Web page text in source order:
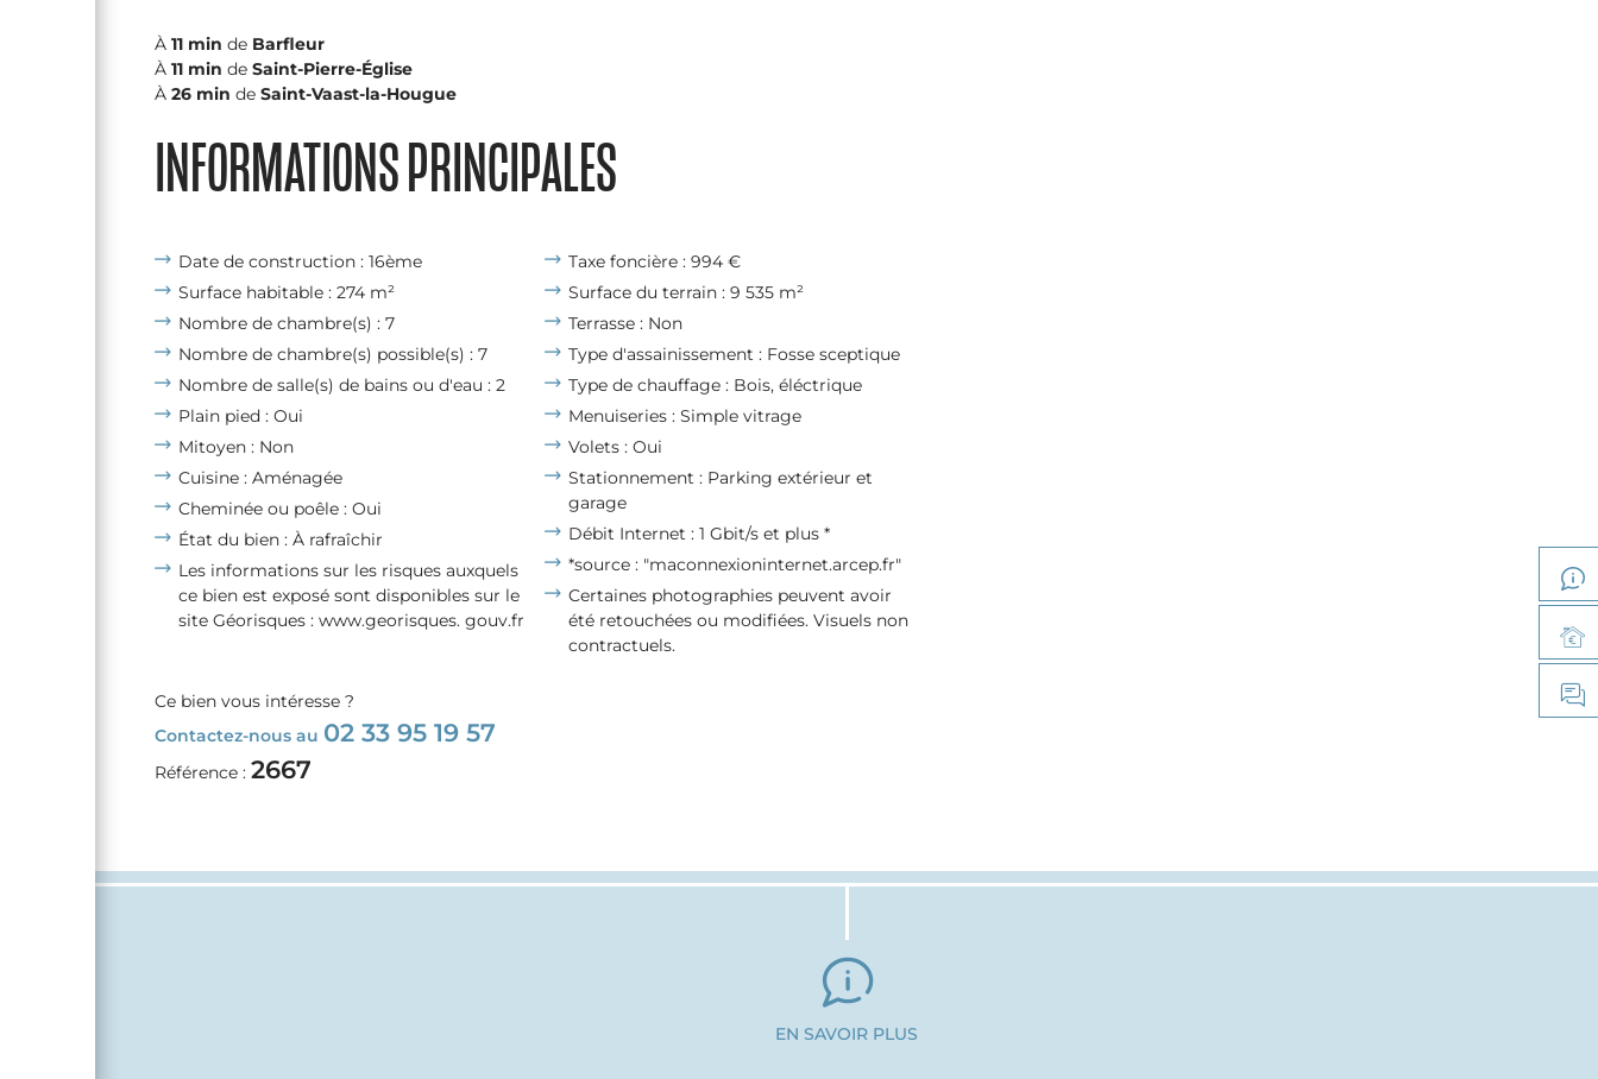
À 11 min de Barfleur
À 11 min de Saint-Pierre-Église
À 26 min de Saint-Vaast-la-Hougue
INFORMATIONS PRINCIPALES
Date de construction : 16ème
Surface habitable : 274 m²
Nombre de chambre(s) : 7
Nombre de chambre(s) possible(s) : 7
Nombre de salle(s) de bains ou d'eau : 2
Plain pied : Oui
Mitoyen : Non
Cuisine : Aménagée
Cheminée ou poêle : Oui
État du bien : À rafraîchir
Les informations sur les risques auxquels
ce bien est exposé sont disponibles sur le
site Géorisques : www.georisques. gouv.fr
Taxe foncière : 994 €
Surface du terrain : 9 535 m²
Terrasse : Non
Type d'assainissement : Fosse sceptique
Type de chauffage : Bois, éléctrique
Menuiseries : Simple vitrage
Volets : Oui
Stationnement : Parking extérieur et
garage
Débit Internet : 1 Gbit/s et plus *
*source : "maconnexioninternet.arcep.fr"
Certaines photographies peuvent avoir
été retouchées ou modifiées. Visuels non
contractuels.
Ce bien vous intéresse ?
Contactez-nous au 02 33 95 19 57
Référence : 2667
EN SAVOIR PLUS